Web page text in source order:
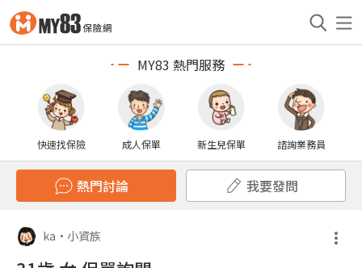
MY83 熱門服務
快速找保險 成人保單 新生兒保單 諮詢業務員
熱門討論 我要發問
ka • 小資族